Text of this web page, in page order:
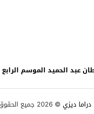
الحميد الموسم الرابع
دراما ديزي © 2026 جميع الحقوق محفوظة.